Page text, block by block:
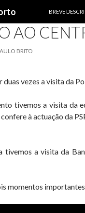
BREVE
AO
BRITO
duas vezes a visita da
tivemos a visita da
à actuação da
tivemos a visita da
momentos